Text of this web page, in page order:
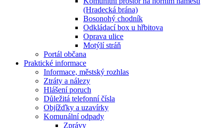
(Hradecká brána)
Bosonohý chodník
Odkládací box u hřbitova
Oprava ulice
Motýlí stráň
Portál občana
Praktické informace
Informace, městský rozhlas
Ztráty a nálezy
Hlášení poruch
Důležitá telefonní čísla
Objížďky a uzavírky
Komunální odpady
Zprávy